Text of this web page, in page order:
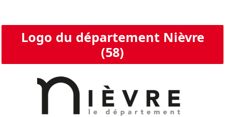
Logo du département Nièvre
(58)